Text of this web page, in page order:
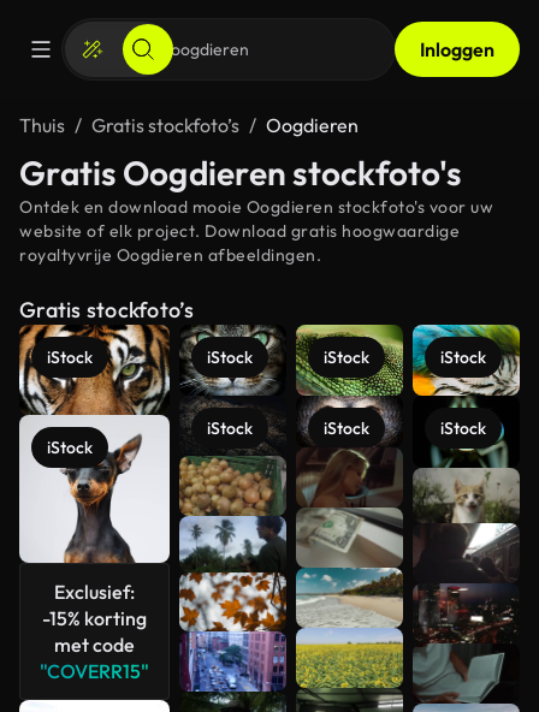
Inloggen
Thuis Gratis stockfoto’s Oogdieren
Gratis Oogdieren stockfoto's
Ontdek en download mooie Oogdieren stockfoto's voor uw
website of elk project. Download gratis hoogwaardige
royaltyvrije Oogdieren afbeeldingen.
Gratis stockfoto’s
iStock
iStock
Exclusief:
-15% korting
met code
"COVERR15"
iStock
iStock
iStock
iStock
iStock
iStock
Meer
bekijken